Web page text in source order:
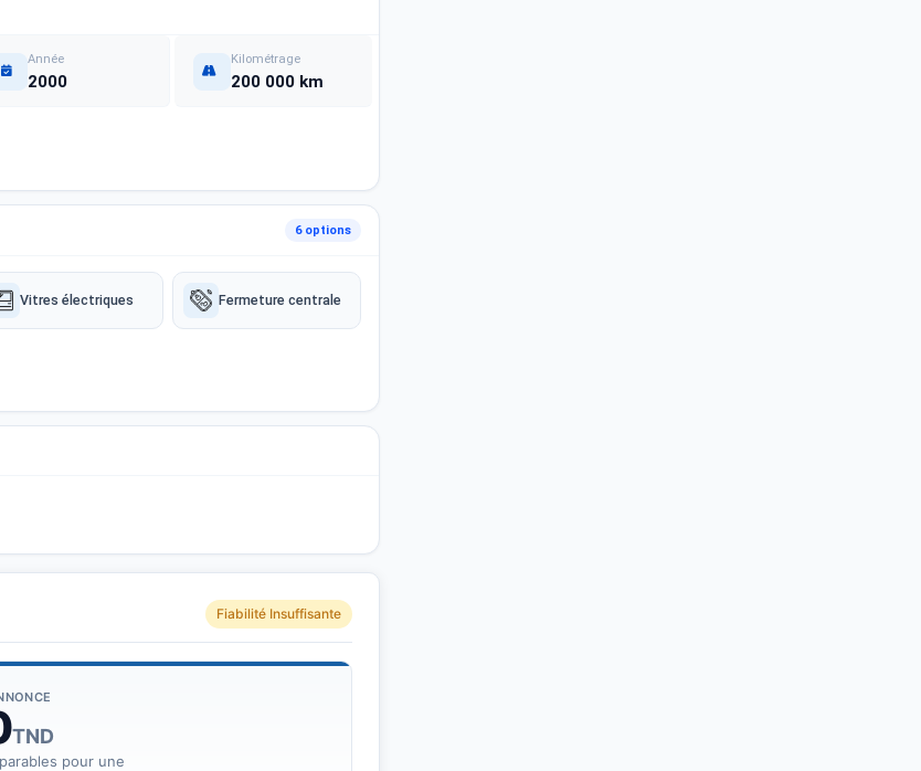
Année
2000
Kilométrage
200 000 km
6 options
Vitres électriques Fermeture centrale
Fiabilité Insuffisante
TND
pour une